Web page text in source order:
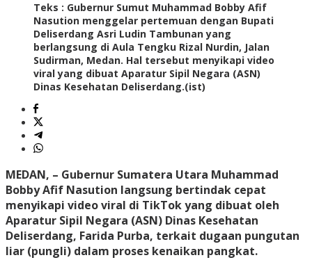
Teks : Gubernur Sumut Muhammad Bobby Afif
Nasution menggelar pertemuan dengan Bupati
Deliserdang Asri Ludin Tambunan yang
berlangsung di Aula Tengku Rizal Nurdin, Jalan
Sudirman, Medan. Hal tersebut menyikapi video
viral yang dibuat Aparatur Sipil Negara (ASN)
Dinas Kesehatan Deliserdang.(ist)
MEDAN, – Gubernur Sumatera Utara Muhammad
Bobby Afif Nasution langsung bertindak cepat
menyikapi video viral di TikTok yang dibuat oleh
Aparatur Sipil Negara (ASN) Dinas Kesehatan
Deliserdang, Farida Purba, terkait dugaan pungutan
liar (pungli) dalam proses kenaikan pangkat.